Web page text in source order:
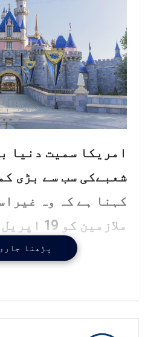
امریکا سمیت دنیا
شعبےکی سب سے بڑی
کہنا ہے کہ وہ
ملازمین
کردے گی۔
تعداد بیان نہیں
پڑھنا